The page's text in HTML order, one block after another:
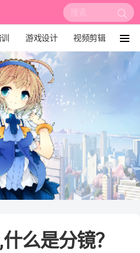
搜
索:
游戏设计 视频剪辑
程 动画设计
培训
么是分镜？